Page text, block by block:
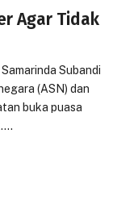
Agar Tidak
Subandi
(ASN) dan
buka puasa